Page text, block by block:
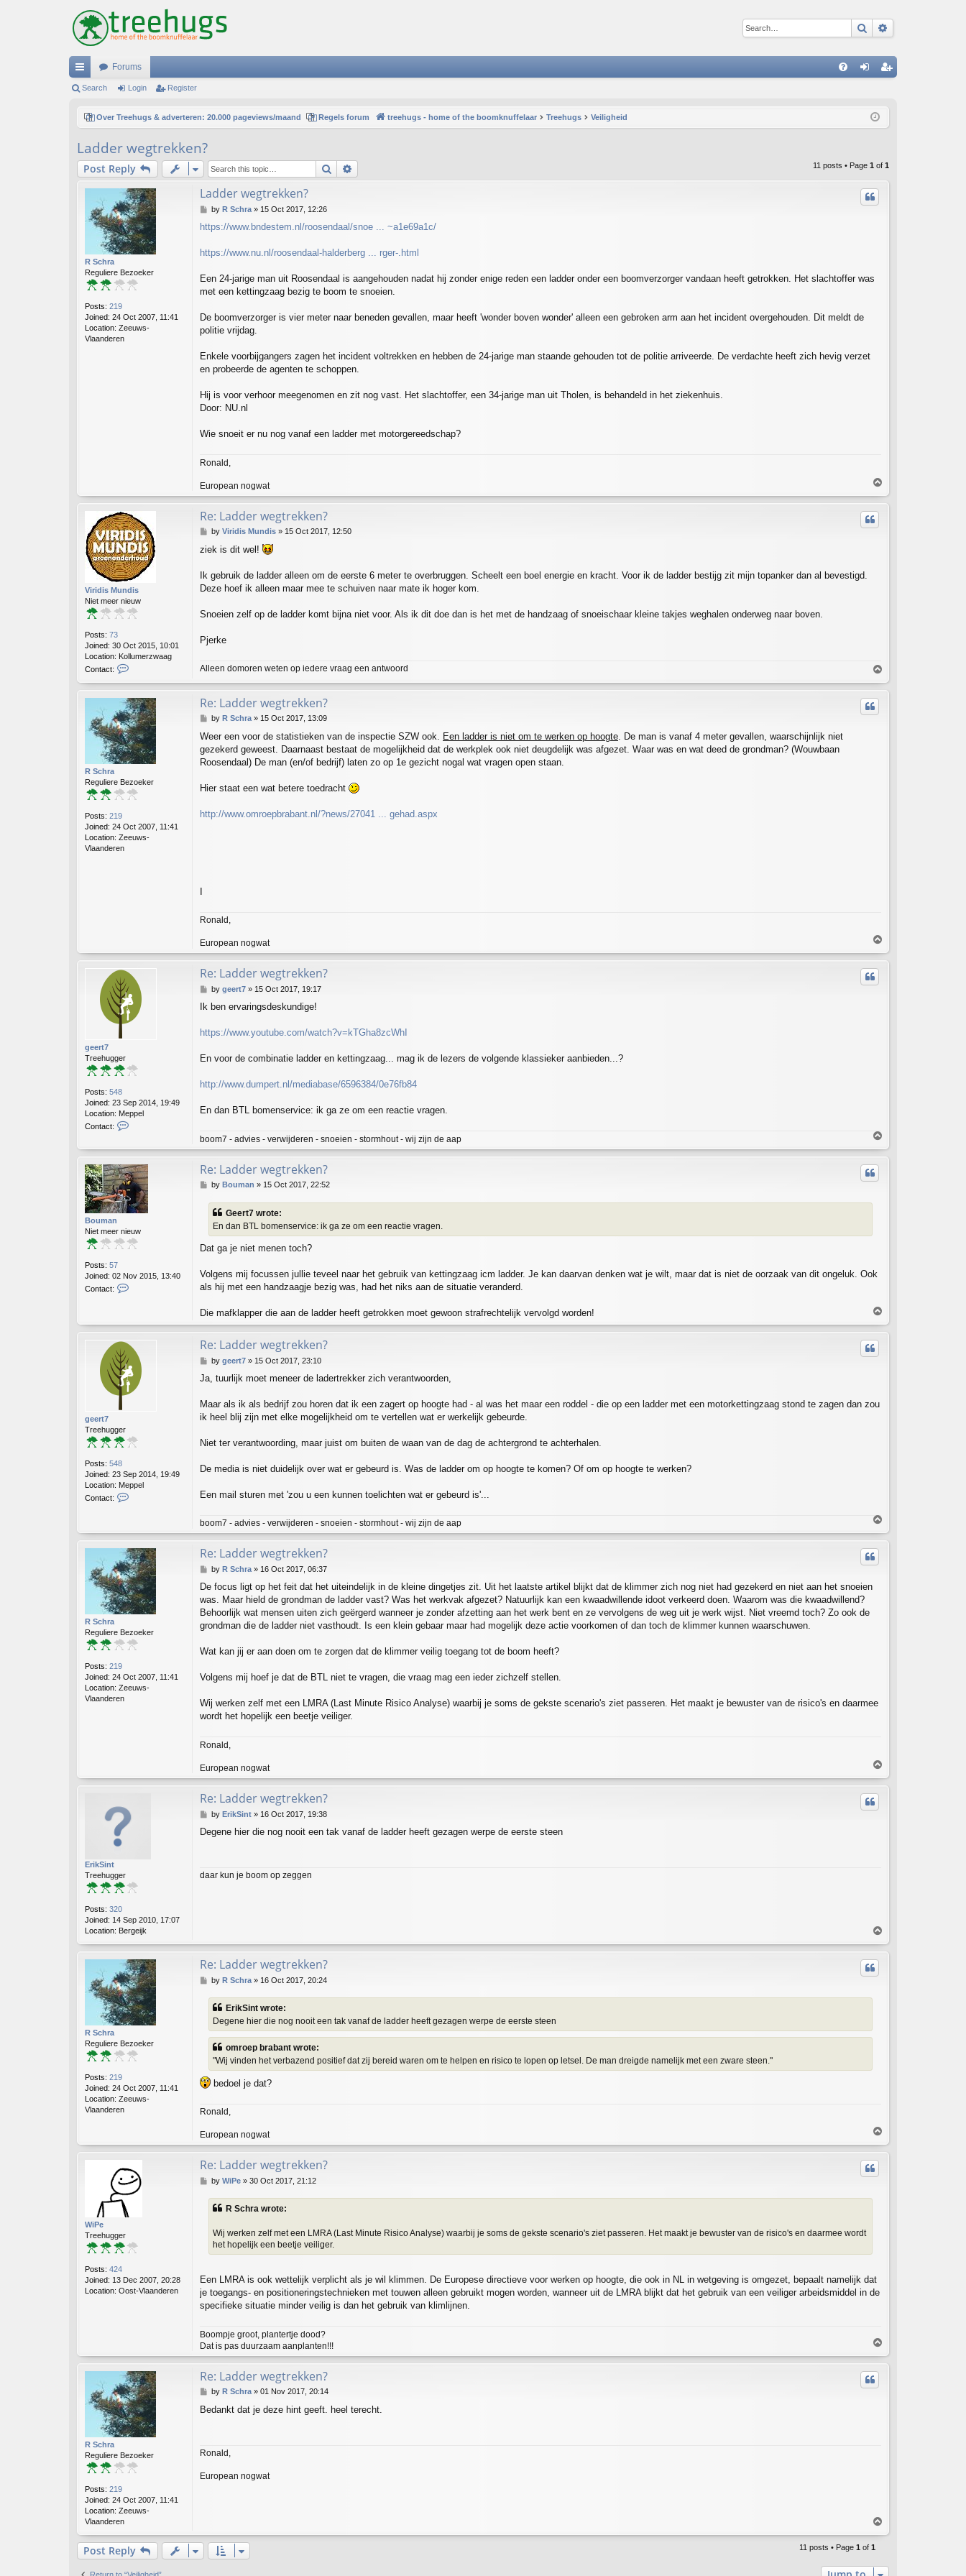
Search
ui
ks
Forums
ist
Search Login Register
Over Treehugs & adverteren: 20.000 pageviews/maand Regels forum treehugs - home of the boomknuffelaar Treehugs Veiligheid
Ladder wegtrekken?
Post Reply Search 11 posts • Page 1 of 1
R Schra
Reguliere Bezoeker
Posts: 219
Joined: 24 Oct 2007, 11:41
Location: Zeeuws-
Vlaanderen
Ladder wegtrekken?
P
s
by R Schra» 15 Oct 2017, 12:26
https://www.bndestem.nl/roosendaal/snoe ... ~a1e69a1c/
https://www.nu.nl/roosendaal-halderberg ... rger-.html
Een 24-jarige man uit Roosendaal is aangehouden nadat hij zonder enige reden een ladder onder een boomverzorger vandaan heeft getrokken. Het slachtoffer was
met een kettingzaag bezig te boom te snoeien.
De boomverzorger is vier meter naar beneden gevallen, maar heeft 'wonder boven wonder' alleen een gebroken arm aan het incident overgehouden. Dit meldt de
politie vrijdag.
Enkele voorbijgangers zagen het incident voltrekken en hebben de 24-jarige man staande gehouden tot de politie arriveerde. De verdachte heeft zich hevig verzet
en probeerde de agenten te schoppen.
Hij is voor verhoor meegenomen en zit nog vast. Het slachtoffer, een 34-jarige man uit Tholen, is behandeld in het ziekenhuis.
Door: NU.nl
Wie snoeit er nu nog vanaf een ladder met motorgereedschap?
Ronald,
European nogwat
o
p
Viridis Mundis
Niet meer nieuw
Posts: 73
Joined: 30 Oct 2015, 10:01
Location: Kollumerzwaag
Contact:
t
a
c
t
V
i
r
d
i
u
n
Re: Ladder wegtrekken?
P
s
by Viridis Mundis» 15 Oct 2017, 12:50
ziek is dit wel!
Ik gebruik de ladder alleen om de eerste 6 meter te overbruggen. Scheelt een boel energie en kracht. Voor ik de ladder bestijg zit mijn topanker dan al bevestigd.
Deze hoef ik alleen maar mee te schuiven naar mate ik hoger kom.
Snoeien zelf op de ladder komt bijna niet voor. Als ik dit doe dan is het met de handzaag of snoeischaar kleine takjes weghalen onderweg naar boven.
Pjerke
Alleen domoren weten op iedere vraag een antwoord
o
p
R Schra
Reguliere Bezoeker
Posts: 219
Joined: 24 Oct 2007, 11:41
Location: Zeeuws-
Vlaanderen
Re: Ladder wegtrekken?
P
s
t
by R Schra» 15 Oct 2017, 13:09
Weer een voor de statistieken van de inspectie SZW ook. Een ladder is niet om te werken op hoogte . De man is vanaf 4 meter gevallen, waarschijnlijk niet
gezekerd geweest. Daarnaast bestaat de mogelijkheid dat de werkplek ook niet deugdelijk was afgezet. Waar was en wat deed de grondman? (Wouwbaan
Roosendaal) De man (en/of bedrijf) laten zo op 1e gezicht nogal wat vragen open staan.
Hier staat een wat betere toedracht
http://www.omroepbrabant.nl/?news/27041 ... gehad.aspx
Ronald,
European nogwat
o
p
geert7
Treehugger
Posts: 548
Joined: 23 Sep 2014, 19:49
Location: Meppel
Contact:
t
a
c
t
g
e
r
t
Re: Ladder wegtrekken?
P
s
by geert7» 15 Oct 2017, 19:17
Ik ben ervaringsdeskundige!
https://www.youtube.com/watch?v=kTGha8zcWhI
En voor de combinatie ladder en kettingzaag... mag ik de lezers de volgende klassieker aanbieden...?
http://www.dumpert.nl/mediabase/6596384/0e76fb84
En dan BTL bomenservice: ik ga ze om een reactie vragen.
boom7 - advies - verwijderen - snoeien - stormhout - wij zijn de aap
o
p
Bouman
Niet meer nieuw
Posts: 57
Joined: 02 Nov 2015, 13:40
Contact:
a
t
o
m
Re: Ladder wegtrekken?
P
s
by Bouman » 15 Oct 2017, 22:52
Geert7 wrote:
En dan BTL bomenservice: ik ga ze om een reactie vragen.
Dat ga je niet menen toch?
Volgens mij focussen jullie teveel naar het gebruik van kettingzaag icm ladder. Je kan daarvan denken wat je wilt, maar dat is niet de oorzaak van dit ongeluk. Ook
als hij met een handzaagje bezig was, had het niks aan de situatie veranderd.
Die mafklapper die aan de ladder heeft getrokken moet gewoon strafrechtelijk vervolgd worden!
o
p
geert7
Treehugger
Posts: 548
Joined: 23 Sep 2014, 19:49
Location: Meppel
Contact:
c
t
g
e
e
r
t
Re: Ladder wegtrekken?
P
s
by geert7» 15 Oct 2017, 23:10
Ja, tuurlijk moet meneer de ladertrekker zich verantwoorden,
Maar als ik als bedrijf zou horen dat ik een zagert op hoogte had - al was het maar een roddel - die op een ladder met een motorkettingzaag stond te zagen dan zou
ik heel blij zijn met elke mogelijkheid om te vertellen wat er werkelijk gebeurde.
Niet ter verantwoording, maar juist om buiten de waan van de dag de achtergrond te achterhalen.
De media is niet duidelijk over wat er gebeurd is. Was de ladder om op hoogte te komen? Of om op hoogte te werken?
Een mail sturen met 'zou u een kunnen toelichten wat er gebeurd is'...
boom7 - advies - verwijderen - snoeien - stormhout - wij zijn de aap
o
p
R Schra
Reguliere Bezoeker
Posts: 219
Joined: 24 Oct 2007, 11:41
Location: Zeeuws-
Vlaanderen
Re: Ladder wegtrekken?
P
s
t
by R Schra» 16 Oct 2017, 06:37
De focus ligt op het feit dat het uiteindelijk in de kleine dingetjes zit. Uit het laatste artikel blijkt dat de klimmer zich nog niet had gezekerd en niet aan het snoeien
was. Maar hield de grondman de ladder vast? Was het werkvak afgezet? Natuurlijk kan een kwaadwillende idoot verkeerd doen. Waarom was die kwaadwillend?
Behoorlijk wat mensen uiten zich geërgerd wanneer je zonder afzetting aan het werk bent en ze vervolgens de weg uit je werk wijst. Niet vreemd toch? Zo ook de
grondman die de ladder niet vasthoudt. Is een klein gebaar maar had mogelijk deze actie voorkomen of dan toch de klimmer kunnen waarschuwen.
Wat kan jij er aan doen om te zorgen dat de klimmer veilig toegang tot de boom heeft?
Volgens mij hoef je dat de BTL niet te vragen, die vraag mag een ieder zichzelf stellen.
Wij werken zelf met een LMRA (Last Minute Risico Analyse) waarbij je soms de gekste scenario's ziet passeren. Het maakt je bewuster van de risico's en daarmee
wordt het hopelijk een beetje veiliger.
Ronald,
European nogwat
o
p
ErikSint
Treehugger
Posts: 320
Joined: 14 Sep 2010, 17:07
Location: Bergeijk
Re: Ladder wegtrekken?
P
s
by ErikSint» 16 Oct 2017, 19:38
Degene hier die nog nooit een tak vanaf de ladder heeft gezagen werpe de eerste steen
daar kun je boom op zeggen
o
p
R Schra
Reguliere Bezoeker
Posts: 219
Joined: 24 Oct 2007, 11:41
Location: Zeeuws-
Vlaanderen
Re: Ladder wegtrekken?
P
s
by R Schra» 16 Oct 2017, 20:24
ErikSint wrote:
Degene hier die nog nooit een tak vanaf de ladder heeft gezagen werpe de eerste steen
omroep brabant wrote:
"Wij vinden het verbazend positief dat zij bereid waren om te helpen en risico te lopen op letsel. De man dreigde namelijk met een zware steen."
bedoel je dat?
Ronald,
European nogwat
o
p
WiPe
Treehugger
Posts: 424
Joined: 13 Dec 2007, 20:28
Location: Oost-Vlaanderen
Re: Ladder wegtrekken?
P
s
by WiPe» 30 Oct 2017, 21:12
R Schra wrote:
Wij werken zelf met een LMRA (Last Minute Risico Analyse) waarbij je soms de gekste scenario's ziet passeren. Het maakt je bewuster van de risico's en daarmee wordt
het hopelijk een beetje veiliger.
Een LMRA is ook wettelijk verplicht als je wil klimmen. De Europese directieve voor werken op hoogte, die ook in NL in wetgeving is omgezet, bepaalt namelijk dat
je toegangs- en positioneringstechnieken met touwen alleen gebruikt mogen worden, wanneer uit de LMRA blijkt dat het gebruik van een veiliger arbeidsmiddel in de
specifieke situatie minder veilig is dan het gebruik van klimlijnen.
Boompje groot, plantertje dood?
Dat is pas duurzaam aanplanten!!!
o
p
R Schra
Reguliere Bezoeker
Posts: 219
Joined: 24 Oct 2007, 11:41
Location: Zeeuws-
Vlaanderen
Re: Ladder wegtrekken?
P
s
by R Schra» 01 Nov 2017, 20:14
Bedankt dat je deze hint geeft. heel terecht.
Ronald,
European nogwat
o
Post Reply 11 posts • Page 1 of 1